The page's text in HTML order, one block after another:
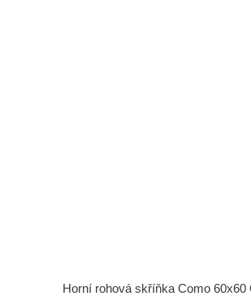
Horní rohová skříňka Como 60x60